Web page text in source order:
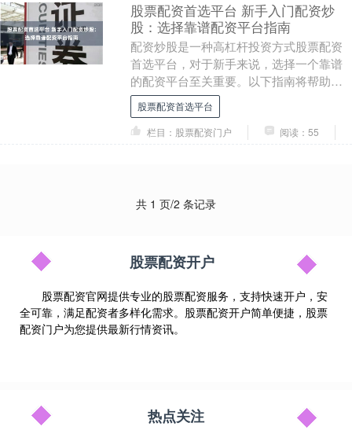
股票配资首选平台 新手入门配资炒
股：选择靠谱配资平台指南
配资炒股是一种高杠杆投资方式股票配资
首选平台，对于新手来说，选择一个靠谱
的配资平台至关重要。以下指南将帮助您
做出明智的选择： 配资股票最大的优势在
于可以放大收益....
股票配资首选平台
栏目：股票配资门户
阅读：55
共 1 页/2 条记录
股票配资开户
股票配资官网提供专业的股票配资服务，支持快速开户，安
全可靠，满足配资者多样化需求。股票配资开户简单便捷，股票
配资门户为您提供最新行情资讯。
热点关注